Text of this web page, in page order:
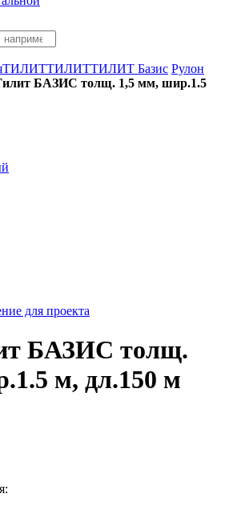
ТИЛИТТИЛИТТИЛИТ Базис Рулон
БАЗИС толщ. 1,5 мм, шир.1.5
для проекта
БАЗИС толщ.
м, дл.150 м